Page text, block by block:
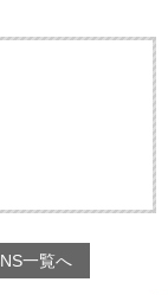
一覧へ